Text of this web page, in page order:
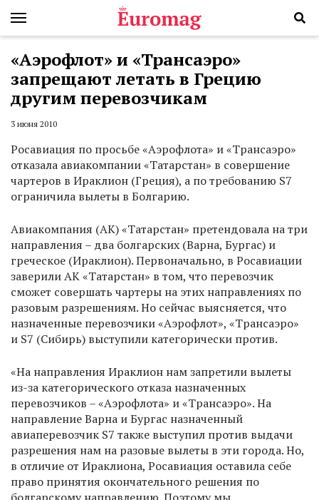
«Аэрофлот» и «Трансаэро»
запрещают летать в Грецию
другим перевозчикам
3 июня 2010
Росавиация по просьбе «Аэрофлота» и «Трансаэро»
отказала авиакомпании «Татарстан» в совершение
чартеров в Ираклион (Греция), а по требованию S7
ограничила вылеты в Болгарию.
Авиакомпания (АК) «Татарстан» претендовала на три
направления – два болгарских (Варна, Бургас) и
греческое (Ираклион). Первоначально, в Росавиации
заверили АК «Татарстан» в том, что перевозчик
сможет совершать чартеры на этих направлениях по
разовым разрешениям. Но сейчас выясняется, что
назначенные перевозчики «Аэрофлот», «Трансаэро»
и S7 (Сибирь) выступили категорически против.
«На направления Ираклион нам запретили вылеты
из-за категорического отказа назначенных
перевозчиков – «Аэрофлота» и «Трансаэро». На
направление Варна и Бургас назначенный
авиаперевозчик S7 также выступил против выдачи
разрешения нам на разовые вылеты в эти города. Но,
в отличие от Ираклиона, Росавиация оставила себе
право принятия окончательного решения по